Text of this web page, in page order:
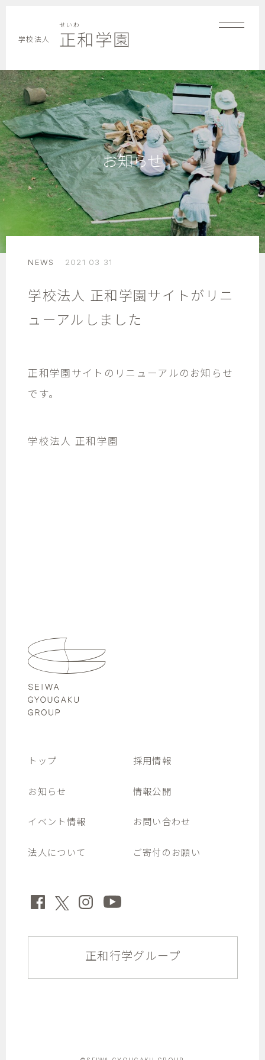
学校法人
せいわ
正和学園
お知らせ
NEWS 2021 03 31
学校法人 正和学園サイトがリニ
ューアルしました
正和学園サイトのリニューアルのお知らせ
です。
学校法人 正和学園
トップ
お知らせ
イベント情報
法人について
採用情報
情報公開
お問い合わせ
ご寄付のお願い
正和行学グループ